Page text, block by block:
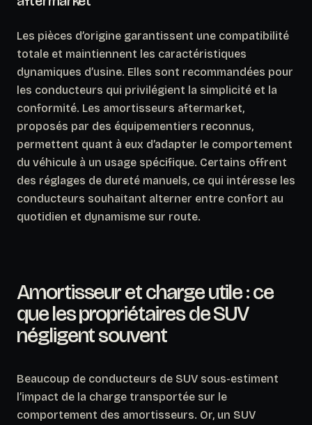
Les pièces d’origine garantissent une compatibilité
totale et maintiennent les caractéristiques
dynamiques d’usine. Elles sont recommandées pour
les conducteurs qui privilégient la simplicité et la
conformité. Les amortisseurs aftermarket,
proposés par des équipementiers reconnus,
permettent quant à eux d’adapter le comportement
du véhicule à un usage spécifique. Certains offrent
des réglages de dureté manuels, ce qui intéresse les
conducteurs souhaitant alterner entre confort au
quotidien et dynamisme sur route.
Amortisseur et charge utile : ce
que les propriétaires de SUV
négligent souvent
Beaucoup de conducteurs de SUV sous-estiment
l’impact de la charge transportée sur le
comportement des amortisseurs. Or, un SUV